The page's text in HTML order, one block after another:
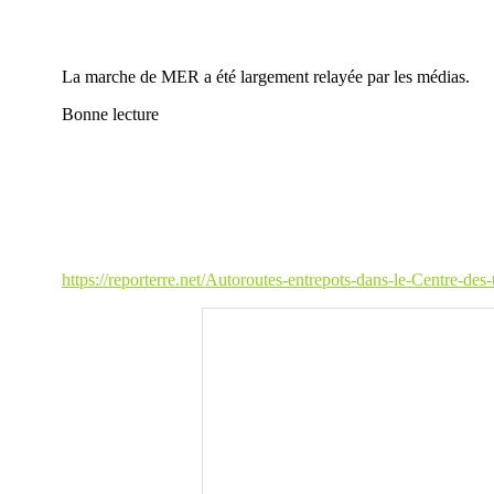
La marche de MER a été largement relayée par les médias.
Bonne lecture
https://reporterre.net/Autoroutes-entrepots-dans-le-Centre-